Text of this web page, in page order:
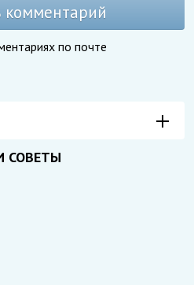
комментарий
по почте
СОВЕТЫ